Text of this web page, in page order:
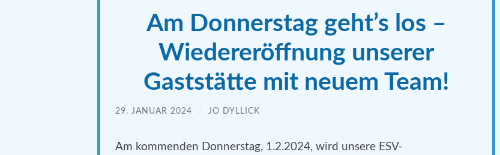
Am Donnerstag geht’s los –
Wiedereröffnung unserer
Gaststätte mit neuem Team!
29. JANUAR 2024 / JO DYLLICK
Am kommenden Donnerstag, 1.2.2024, wird unsere ESV-